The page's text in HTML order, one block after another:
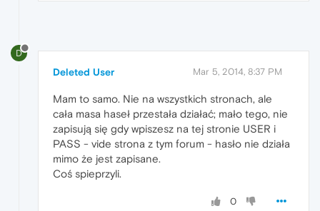
D
Deleted User Mar 5, 2014, 8:37 PM
Mam to samo. Nie na wszystkich stronach, ale
cała masa haseł przestała działać; mało tego, nie
zapisują się gdy wpiszesz na tej stronie USER i
PASS - vide strona z tym forum - hasło nie działa
mimo że jest zapisane.
Coś spieprzyli.
0